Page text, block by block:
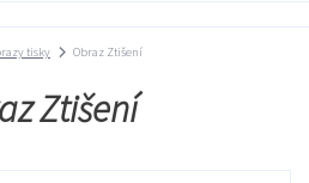
tisky Obraz Ztišení
Ztišení